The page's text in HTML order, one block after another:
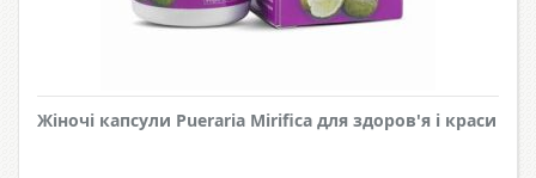
Жіночі капсули Pueraria Mirifica для здоров'я і краси